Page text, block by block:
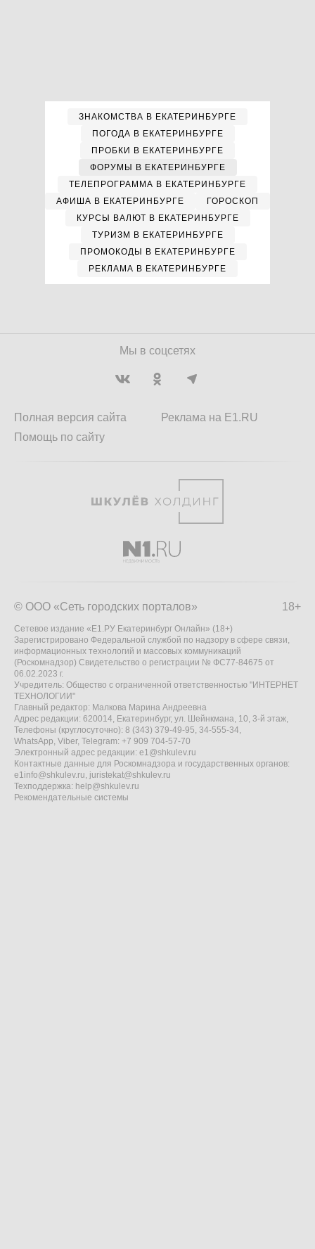
ЗНАКОМСТВА В ЕКАТЕРИНБУРГЕ
ПОГОДА В ЕКАТЕРИНБУРГЕ
ПРОБКИ В ЕКАТЕРИНБУРГЕ
ФОРУМЫ В ЕКАТЕРИНБУРГЕ
ТЕЛЕПРОГРАММА В ЕКАТЕРИНБУРГЕ
АФИША В ЕКАТЕРИНБУРГЕ
ГОРОСКОП
КУРСЫ ВАЛЮТ В ЕКАТЕРИНБУРГЕ
ТУРИЗМ В ЕКАТЕРИНБУРГЕ
ПРОМОКОДЫ В ЕКАТЕРИНБУРГЕ
РЕКЛАМА В ЕКАТЕРИНБУРГЕ
Мы в соцсетях
Полная версия сайта
Помощь по сайту
Реклама на E1.RU
18+
© ООО «Сеть городских порталов»
Сетевое издание «Е1.РУ Екатеринбург Онлайн» (18+)
Зарегистрировано Федеральной службой по надзору в сфере связи,
информационных технологий и массовых коммуникаций
(Роскомнадзор) Свидетельство о регистрации № ФС77-84675 от
06.02.2023 г.
Учредитель: Общество с ограниченной ответственностью "ИНТЕРНЕТ
ТЕХНОЛОГИИ"
Главный редактор: Малкова Марина Андреевна
Адрес редакции: 620014, Екатеринбург, ул. Шейнкмана, 10, 3-й этаж,
Телефоны (круглосуточно): 8 (343) 379-49-95, 34-555-34,
WhatsApp, Viber, Telegram: +7 909 704-57-70
Электронный адрес редакции: e1@shkulev.ru
Контактные данные для Роскомнадзора и государственных органов:
e1info@shkulev.ru, juristekat@shkulev.ru
Техподдержка: help@shkulev.ru
Рекомендательные системы